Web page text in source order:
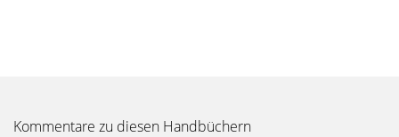
D8B Manual • Chapter 4 • page 103Connecting TASCAM
Kommentare zu diesen Handbüchern